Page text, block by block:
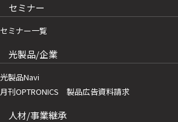
セミナー
セミナー一覧
光製品/企業
光製品Navi
月刊OPTRONICS 製品広告資料請求
人材/事業継承